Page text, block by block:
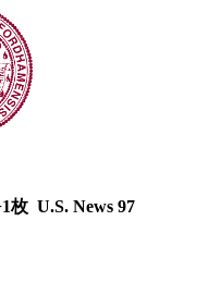
枚 U.S. News 97